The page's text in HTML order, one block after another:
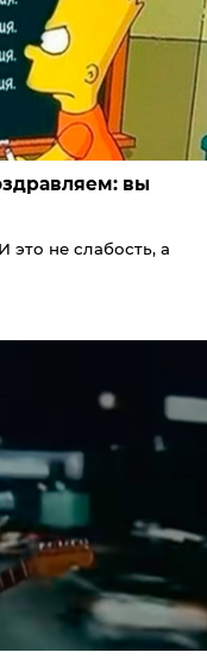
вы
это не слабость, а